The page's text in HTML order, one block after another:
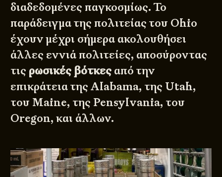
διαδεδομένες παγκοσμίως. Το
παράδειγμα της πολιτείας του Ohio
έχουν μέχρι σήμερα ακολουθήσει
άλλες εννιά πολιτείες, αποσύροντας
τις ρωσικές βότκες από την
επικράτεια της Alabama, της Utah,
του Maine, της Pensylvania, του
Oregon, και άλλων.